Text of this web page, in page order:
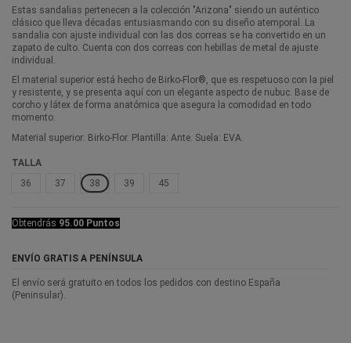
Estas sandalias pertenecen a la colección "Arizona" siendo un auténtico
clásico que lleva décadas entusiasmando con su diseño atemporal. La
sandalia con ajuste individual con las dos correas se ha convertido en un
zapato de culto. Cuenta con dos correas con hebillas de metal de ajuste
individual.
El material superior está hecho de Birko-Flor®, que es respetuoso con la piel
y resistente, y se presenta aquí con un elegante aspecto de nubuc. Base de
corcho y látex de forma anatómica que asegura la comodidad en todo
momento.
Material superior: Birko-Flor. Plantilla: Ante. Suela: EVA.
TALLA
36
37 38 39 45
Obtendrás 95.00 Puntos
ENVÍO GRATIS A PENÍNSULA
El envío será gratuito en todos los pedidos con destino España
(Peninsular).